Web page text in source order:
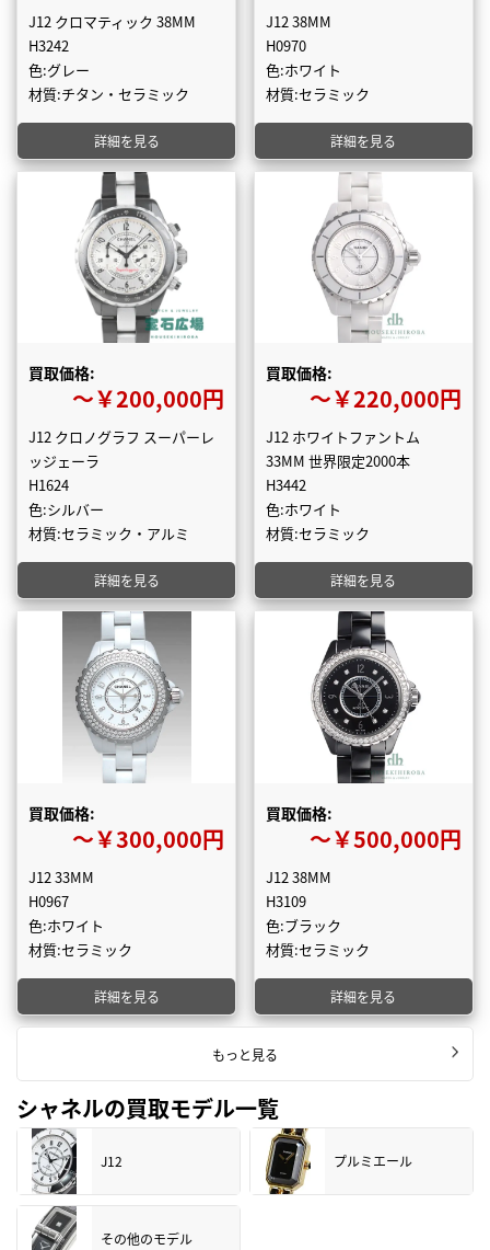
J12 クロマティック 38MM
H3242
色:グレー
材質:チタン・セラミック
詳細を見る
J12 38MM
H0970
色:ホワイト
材質:セラミック
詳細を見る
買取価格:
〜￥200,000円
J12 クロノグラフ スーパーレ
ッジェーラ
H1624
色:シルバー
材質:セラミック・アルミ
詳細を見る
買取価格:
〜￥220,000円
J12 ホワイトファントム
33MM 世界限定2000本
H3442
色:ホワイト
材質:セラミック
詳細を見る
買取価格:
〜￥300,000円
J12 33MM
H0967
色:ホワイト
材質:セラミック
詳細を見る
買取価格:
〜￥500,000円
J12 38MM
H3109
色:ブラック
材質:セラミック
詳細を見る
もっと見る
シャネルの買取モデル一覧
J12 プルミエール
その他のモデル